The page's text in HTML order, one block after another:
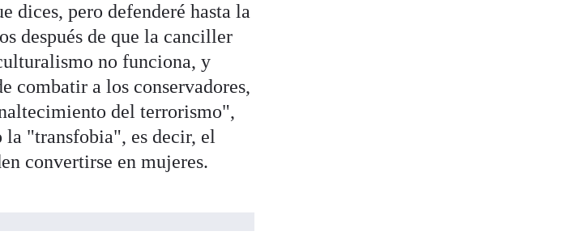
dices, pero defenderé hasta la
después de que la canciller
no funciona, y
combatir a los conservadores,
del terrorismo",
"transfobia", es decir, el
convertirse en mujeres.